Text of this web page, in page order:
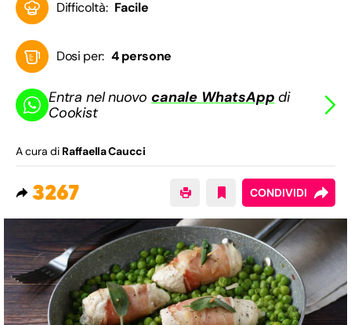
Difficoltà: Facile
Dosi per: 4 persone
Entra nel nuovocanale WhatsApp di
Cookist
A cura di Raffaella Caucci
3267 CONDIVIDI